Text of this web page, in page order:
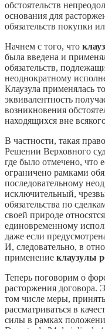
обстоятельств
основания для
обязательств покупки
Начнем с того, что
была введена и
обязательств,
неоднократному
Клаузула применялась
эквивалентность
возникновения
находящихся вне
В частности, такая
Решении Верховного
где было отмечено, что
ограничено рамками
последовательному
исключительный,
обязательства по
своей природе
единовременному
даже если
И, следовательно, в
применение клаузулы
Теперь поговорим о
расторжения договора.
том числе меры,
рассматриваться в
силы в рамках